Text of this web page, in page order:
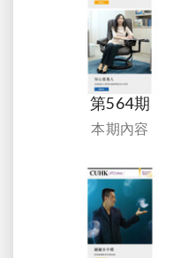
第564期
本期內容